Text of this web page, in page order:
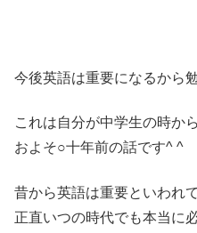
今後英語は重要になるから
これは自分が中学生の時か
およそ○十年前の話です^ ^
昔から英語は重要といわれ
正直いつの時代でも本当に